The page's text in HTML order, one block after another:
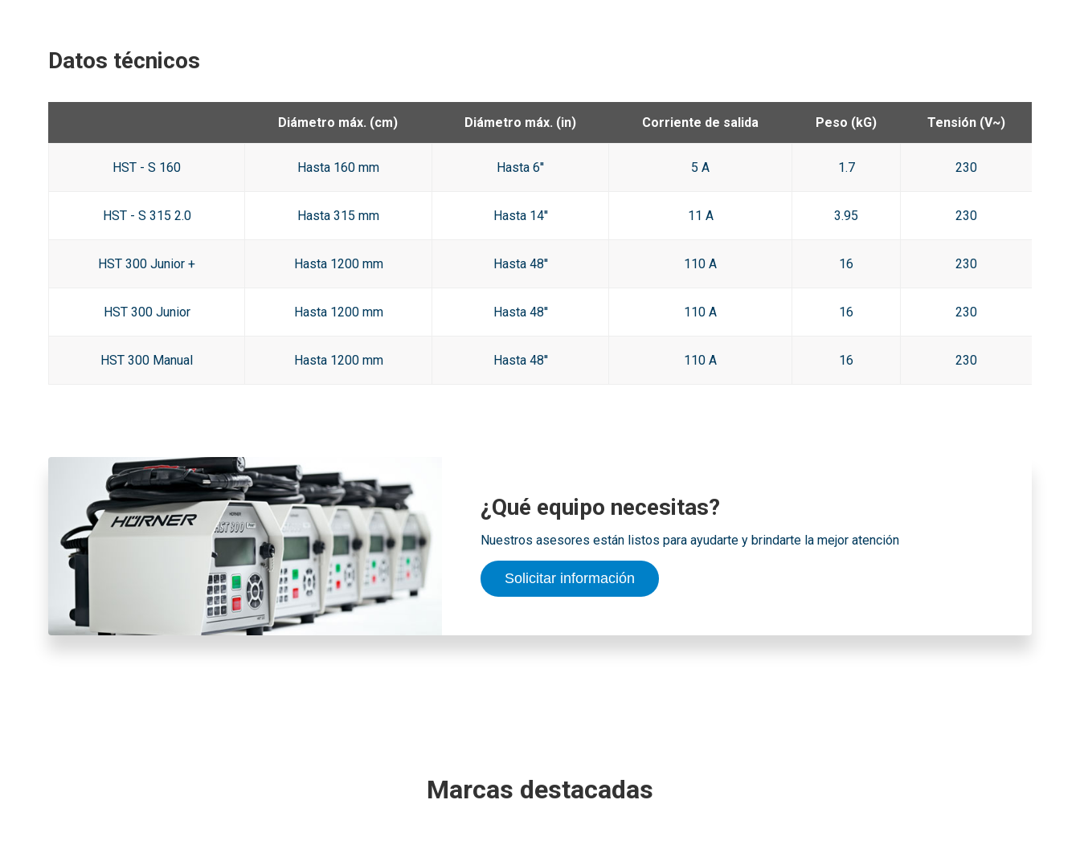
Datos técnicos
Diámetro máx. (cm) Diámetro máx. (in) Corriente de salida Peso (kG) Tensión (V~)
HST - S 160 Hasta 160 mm Hasta 6'' 5 A 1.7 230
HST - S 315 2.0 Hasta 315 mm Hasta 14'' 11 A 3.95 230
HST 300 Junior + Hasta 1200 mm Hasta 48'' 110 A 16 230
HST 300 Junior Hasta 1200 mm Hasta 48'' 110 A 16 230
HST 300 Manual Hasta 1200 mm Hasta 48'' 110 A 16 230
¿Qué equipo necesitas?
Nuestros asesores están listos para ayudarte y brindarte la mejor atención
Solicitar información
Marcas destacadas